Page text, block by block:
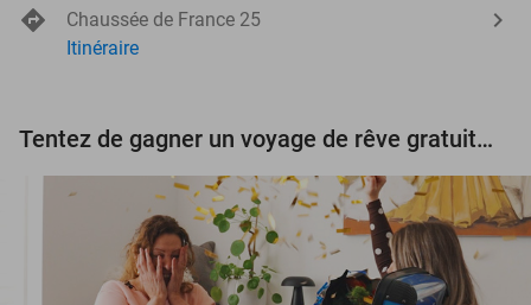
Chaussée de France 25
Itinéraire
Tentez de gagner un voyage de rêve gratuit d'une valeur de 3.000 € !